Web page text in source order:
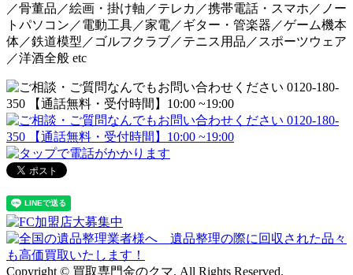
／骨董品／絵画・掛け軸／テレカ／携帯電話・スマホ／ノー
トパソコン／電動工具／家電／ギター・管楽器／ゲーム機本
体／鉄道模型／ゴルフクラブ／テニス用品／スポーツウェア
／洋酒全般 etc
Copyright © 買取専門金のクマ. All Rights Reserved.